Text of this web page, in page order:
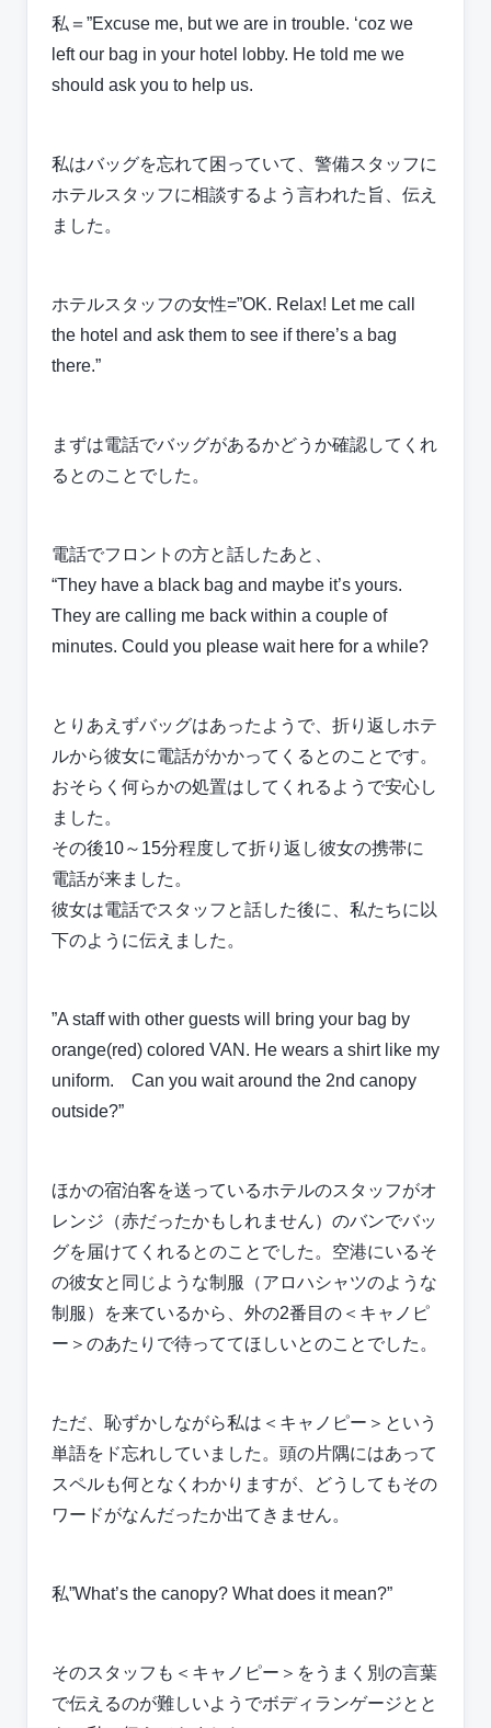
私＝”Excuse me, but we are in trouble. ‘coz we
left our bag in your hotel lobby. He told me we
should ask you to help us.
私はバッグを忘れて困っていて、警備スタッフに
ホテルスタッフに相談するよう言われた旨、伝え
ました。
ホテルスタッフの女性=”OK. Relax! Let me call
the hotel and ask them to see if there’s a bag
there.”
まずは電話でバッグがあるかどうか確認してくれ
るとのことでした。
電話でフロントの方と話したあと、
“They have a black bag and maybe it’s yours.
They are calling me back within a couple of
minutes. Could you please wait here for a while?
とりあえずバッグはあったようで、折り返しホテ
ルから彼女に電話がかかってくるとのことです。
おそらく何らかの処置はしてくれるようで安心し
ました。
その後10～15分程度して折り返し彼女の携帯に
電話が来ました。
彼女は電話でスタッフと話した後に、私たちに以
下のように伝えました。
”A staff with other guests will bring your bag by
orange(red) colored VAN. He wears a shirt like my
uniform. Can you wait around the 2nd canopy
outside?”
ほかの宿泊客を送っているホテルのスタッフがオ
レンジ（赤だったかもしれません）のバンでバッ
グを届けてくれるとのことでした。空港にいるそ
の彼女と同じような制服（アロハシャツのような
制服）を来ているから、外の2番目の＜キャノピ
ー＞のあたりで待っててほしいとのことでした。
ただ、恥ずかしながら私は＜キャノピー＞という
単語をド忘れしていました。頭の片隅にはあって
スペルも何となくわかりますが、どうしてもその
ワードがなんだったか出てきません。
私”What’s the canopy? What does it mean?”
そのスタッフも＜キャノピー＞をうまく別の言葉
で伝えるのが難しいようでボディランゲージとと